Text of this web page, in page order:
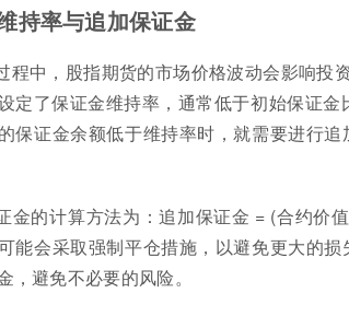
持率与追加保证金
程中，股指期货的市场价格波动会影响投
定了保证金维持率，通常低于初始保证
保证金余额低于维持率时，就需要进行
金的计算方法为：追加保证金 = (合约价
能会采取强制平仓措施，以避免更大的
，避免不必要的风险。